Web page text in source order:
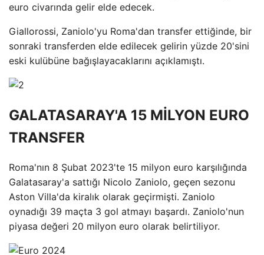
euro civarında gelir elde edecek.
Giallorossi, Zaniolo'yu Roma'dan transfer ettiğinde, bir
sonraki transferden elde edilecek gelirin yüzde 20'sini
eski kulübüne bağışlayacaklarını açıklamıştı.
GALATASARAY'A 15 MİLYON EURO
TRANSFER
Roma'nın 8 Şubat 2023'te 15 milyon euro karşılığında
Galatasaray'a sattığı Nicolo Zaniolo, geçen sezonu
Aston Villa'da kiralık olarak geçirmişti. Zaniolo
oynadığı 39 maçta 3 gol atmayı başardı. Zaniolo'nun
piyasa değeri 20 milyon euro olarak belirtiliyor.